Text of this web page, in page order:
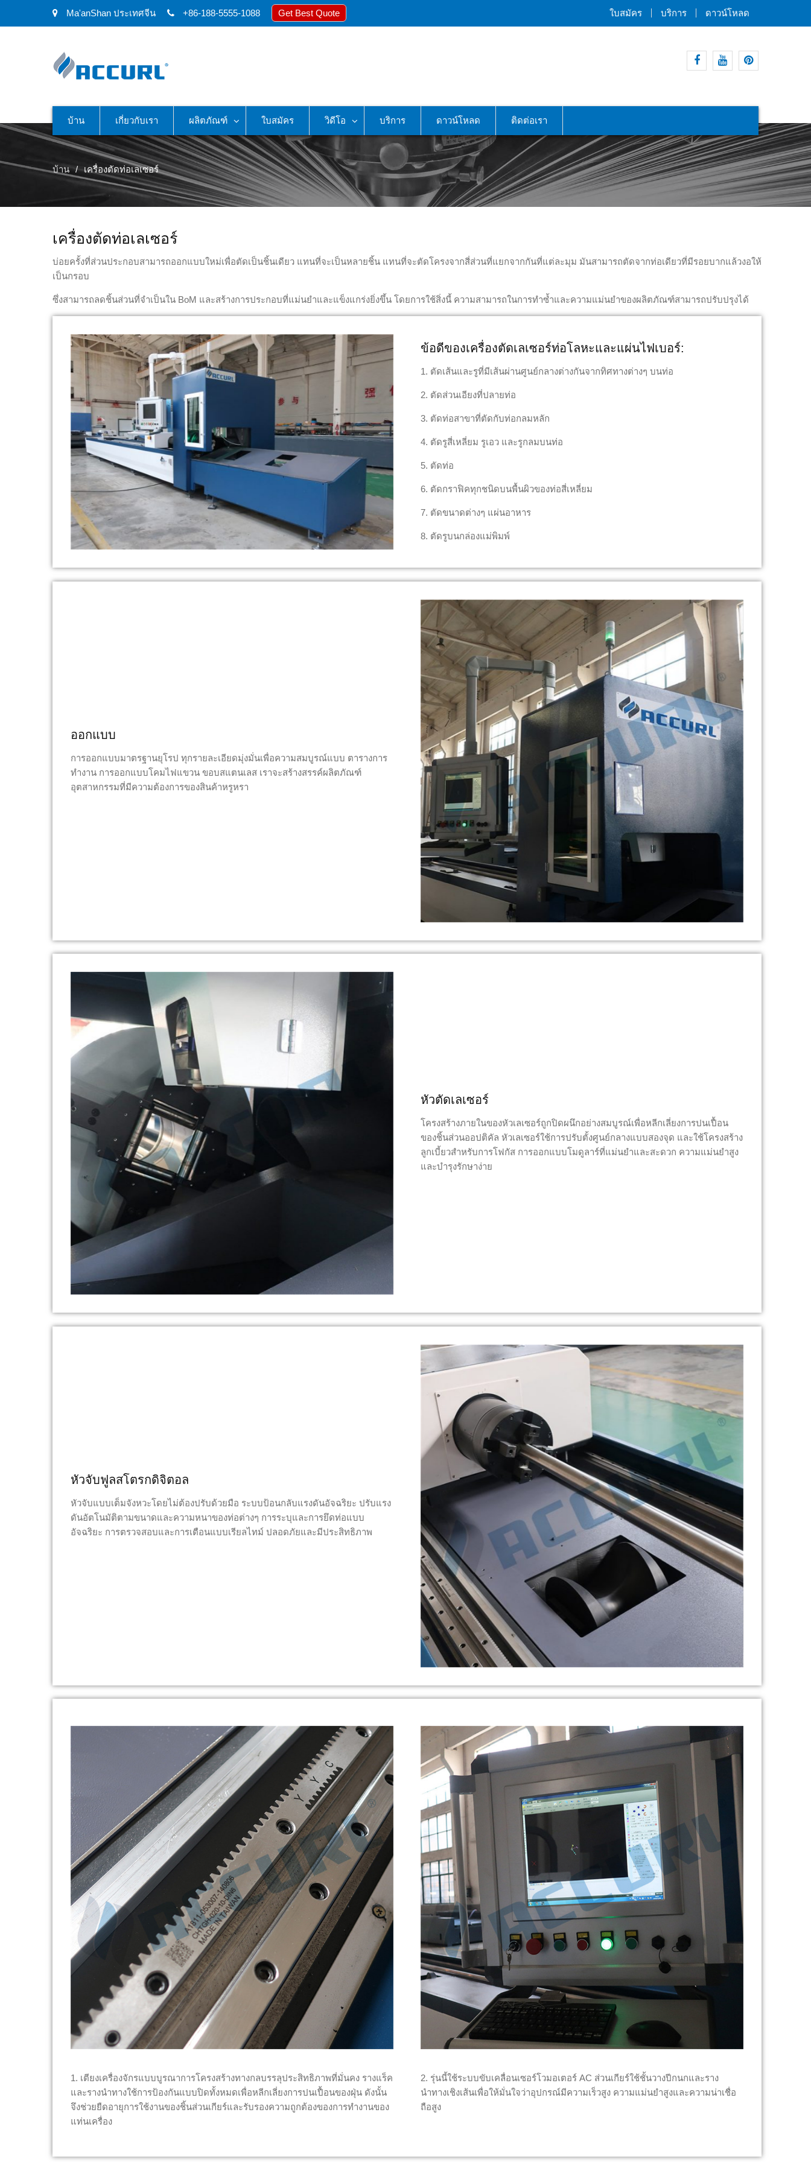
Ma'anShan ประเทศจีน +86-188-5555-1088 Get Best Quote ใบสมัคร บริการ ดาวน์โหลด
บ้าน เกี่ยวกับเรา ผลิตภัณฑ์ ใบสมัคร วิดีโอ บริการ ดาวน์โหลด ติดต่อเรา
บ้าน เครื่องตัดท่อเลเซอร์
เครื่องตัดท่อเลเซอร์
บ่อยครั้งที่ส่วนประกอบสามารถออกแบบใหม่เพื่อตัดเป็นชิ้นเดียว แทนที่จะเป็นหลายชิ้น แทนที่จะตัดโครงจากสี่ส่วนที่แยกจากกันที่แต่ละมุม มันสามารถตัดจากท่อเดียวที่มีรอยบากแล้วงอให้
เป็นกรอบ
ซึ่งสามารถลดชิ้นส่วนที่จำเป็นใน BoM และสร้างการประกอบที่แม่นยำและแข็งแกร่งยิ่งขึ้น โดยการใช้สิ่งนี้ ความสามารถในการทำซ้ำและความแม่นยำของผลิตภัณฑ์สามารถปรับปรุงได้
ข้อดีของเครื่องตัดเลเซอร์ท่อโลหะและแผ่นไฟเบอร์:
1. ตัดเส้นและรูที่มีเส้นผ่านศูนย์กลางต่างกันจากทิศทางต่างๆ บนท่อ
2. ตัดส่วนเอียงที่ปลายท่อ
3. ตัดท่อสาขาที่ตัดกับท่อกลมหลัก
4. ตัดรูสี่เหลี่ยม รูเอว และรูกลมบนท่อ
5. ตัดท่อ
6. ตัดกราฟิคทุกชนิดบนพื้นผิวของท่อสี่เหลี่ยม
7. ตัดขนาดต่างๆ แผ่นอาหาร
8. ตัดรูบนกล่องแม่พิมพ์
ออกแบบ
การออกแบบมาตรฐานยุโรป ทุกรายละเอียดมุ่งมั่นเพื่อความสมบูรณ์แบบ ตารางการ
ทำงาน การออกแบบโคมไฟแขวน ขอบสแตนเลส เราจะสร้างสรรค์ผลิตภัณฑ์
อุตสาหกรรมที่มีความต้องการของสินค้าหรูหรา
หัวตัดเลเซอร์
โครงสร้างภายในของหัวเลเซอร์ถูกปิดผนึกอย่างสมบูรณ์เพื่อหลีกเลี่ยงการปนเปื้อน
ของชิ้นส่วนออปติคัล หัวเลเซอร์ใช้การปรับตั้งศูนย์กลางแบบสองจุด และใช้โครงสร้าง
ลูกเบี้ยวสำหรับการโฟกัส การออกแบบโมดูลาร์ที่แม่นยำและสะดวก ความแม่นยำสูง
และบำรุงรักษาง่าย
หัวจับฟูลสโตรกดิจิตอล
หัวจับแบบเต็มจังหวะโดยไม่ต้องปรับด้วยมือ ระบบป้อนกลับแรงดันอัจฉริยะ ปรับแรง
ดันอัตโนมัติตามขนาดและความหนาของท่อต่างๆ การระบุและการยึดท่อแบบ
อัจฉริยะ การตรวจสอบและการเตือนแบบเรียลไทม์ ปลอดภัยและมีประสิทธิภาพ
1. เตียงเครื่องจักรแบบบูรณาการโครงสร้างทางกลบรรลุประสิทธิภาพที่มั่นคง รางแร็ค
และรางนำทางใช้การป้องกันแบบปิดทั้งหมดเพื่อหลีกเลี่ยงการปนเปื้อนของฝุ่น ดังนั้น
จึงช่วยยืดอายุการใช้งานของชิ้นส่วนเกียร์และรับรองความถูกต้องของการทำงานของ
แท่นเครื่อง
2. รุ่นนี้ใช้ระบบขับเคลื่อนเซอร์โวมอเตอร์ AC ส่วนเกียร์ใช้ชั้นวางปีกนกและราง
นำทางเชิงเส้นเพื่อให้มั่นใจว่าอุปกรณ์มีความเร็วสูง ความแม่นยำสูงและความน่าเชื่อ
ถือสูง